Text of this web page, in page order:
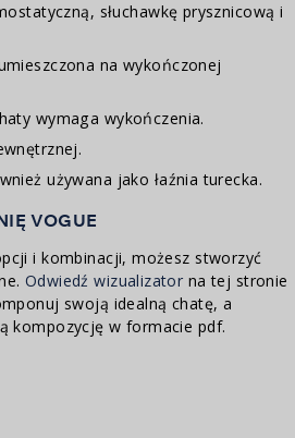
słuchawkę prysznicową i
na wykończonej
wymaga wykończenia.
używana jako łaźnia turecka.
VOGUE
i kombinacji, możesz stworzyć
Odwiedź wizualizator na tej stronie
swoją idealną chatę, a
kompozycję w formacie pdf.